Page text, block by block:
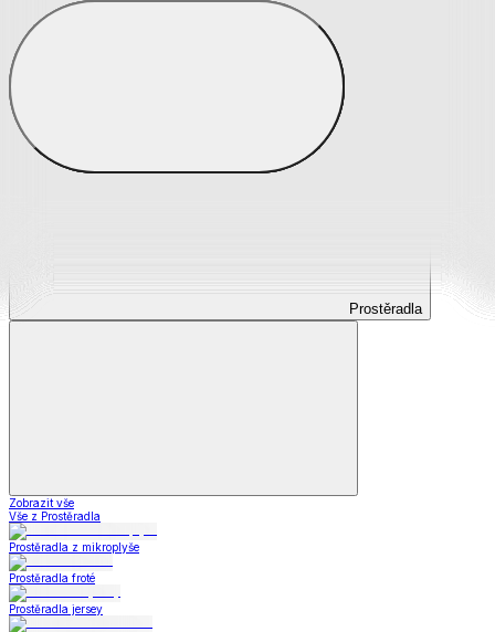
Prostěradla
Prostěradla
Zobrazit vše
Vše z Prostěradla
Prostěradla z mikroplyše
Prostěradla froté
Prostěradla jersey